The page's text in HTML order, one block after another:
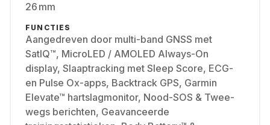
26 mm
FUNCTIES
Aangedreven door multi-band GNSS met
SatIQ™, MicroLED / AMOLED Always-On
display, Slaaptracking met Sleep Score, ECG-
en Pulse Ox-apps, Backtrack GPS, Garmin
Elevate™ hartslagmonitor, Nood-SOS & Twee-
wegs berichten, Geavanceerde